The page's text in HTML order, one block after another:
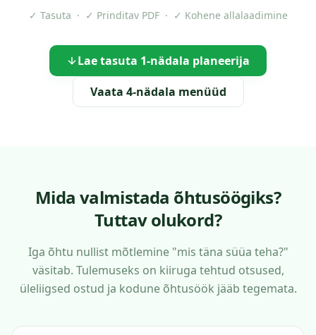
✓ Tasuta · ✓ Prinditav PDF · ✓ Kohene allalaadimine
Lae tasuta 1-nädala planeerija
Vaata 4-nädala menüüd
Mida valmistada õhtusöögiks?
Tuttav olukord?
Iga õhtu nullist mõtlemine "mis täna süüa teha?"
väsitab. Tulemuseks on kiiruga tehtud otsused,
üleliigsed ostud ja kodune õhtusöök jääb tegemata.